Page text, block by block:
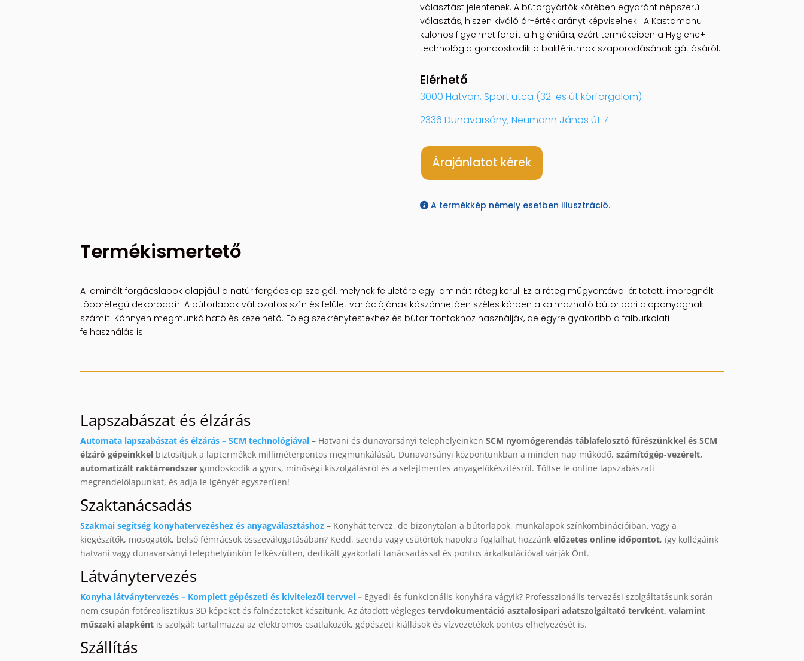
választást jelentenek. A bútorgyártók körében egyaránt népszerű
választás, hiszen kiváló ár-érték arányt képviselnek. A Kastamonu
különös figyelmet fordít a higiéniára, ezért termékeiben a Hygiene+
technológia gondoskodik a baktériumok szaporodásának gátlásáról.
Elérhető
3000 Hatvan, Sport utca (32-es út körforgalom)
2336 Dunavarsány, Neumann János út 7
Árajánlatot kérek
A termékkép némely esetben illusztráció.
Termékismertető
A laminált forgácslapok alapjául a natúr forgácslap szolgál, melynek felületére egy laminált réteg kerül. Ez a réteg műgyantával átitatott, impregnált
többrétegű dekorpapír. A bútorlapok változatos szín és felület variációjának köszönhetően széles körben alkalmazható bútoripari alapanyagnak
számít. Könnyen megmunkálható és kezelhető. Főleg szekrénytestekhez és bútor frontokhoz használják, de egyre gyakoribb a falburkolati
felhasználás is.
Lapszabászat és élzárás
Automata lapszabászat és élzárás – SCM technológiával – Hatvani és dunavarsányi telephelyeinkenSCM nyomógerendás táblafelosztó fűrészünkkel és SCM
élzáró gépeinkkel biztosítjuk a laptermékek milliméterpontos megmunkálását. Dunavarsányi központunkban a minden nap működő,számítógép-vezérelt,
automatizált raktárrendszergondoskodik a gyors, minőségi kiszolgálásról és a selejtmentes anyagelőkészítésről. Töltse le online lapszabászati
megrendelőlapunkat, és adja le igényét egyszerűen!
Szaktanácsadás
Szakmai segítség konyhatervezéshez és anyagválasztáshoz – Konyhát tervez, de bizonytalan a bútorlapok, munkalapok színkombinációiban, vagy a
kiegészítők, mosogatók, belső fémrácsok összeválogatásában? Kedd, szerda vagy csütörtök napokra foglalhat hozzánkelőzetes online időpontot, így kollégáink
hatvani vagy dunavarsányi telephelyünkön felkészülten, dedikált gyakorlati tanácsadással és pontos árkalkulációval várják Önt.
Látványtervezés
Konyha látványtervezés – Komplett gépészeti és kivitelezői tervvel – Egyedi és funkcionális konyhára vágyik? Professzionális tervezési szolgáltatásunk során
nem csupán fotórealisztikus 3D képeket és falnézeteket készítünk. Az átadott véglegestervdokumentáció asztalosipari adatszolgáltató tervként, valamint
műszaki alapként is szolgál: tartalmazza az elektromos csatlakozók, gépészeti kiállások és vízvezetékek pontos elhelyezését is.
Szállítás